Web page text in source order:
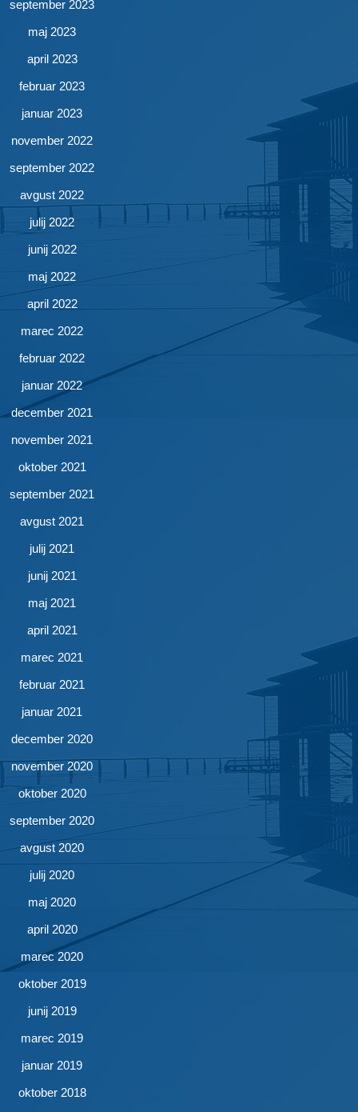
september 2023
maj 2023
april 2023
februar 2023
januar 2023
november 2022
september 2022
avgust 2022
julij 2022
junij 2022
maj 2022
april 2022
marec 2022
februar 2022
januar 2022
december 2021
november 2021
oktober 2021
september 2021
avgust 2021
julij 2021
junij 2021
maj 2021
april 2021
marec 2021
februar 2021
januar 2021
december 2020
november 2020
oktober 2020
september 2020
avgust 2020
julij 2020
maj 2020
april 2020
marec 2020
oktober 2019
junij 2019
marec 2019
januar 2019
oktober 2018